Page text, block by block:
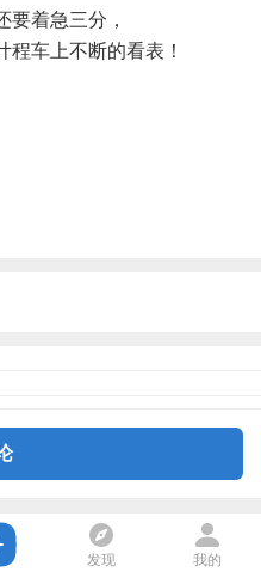
要着急三分，
车上不断的看表！
发现 我的